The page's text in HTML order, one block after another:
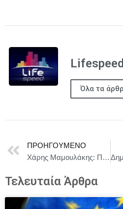
Lifespeed
Όλα τα
ΠΡΟΗΓΟΎΜΕΝΟ
Χάρης Μαμουλάκης: Παράγουμε φθηνό ρεύμα και το πληρώνουμε λίγες ώρες μετά πανάκριβα.
Τελευταία Άρθρα